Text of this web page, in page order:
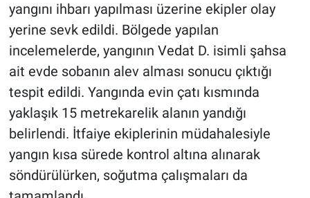
yangını ihbarı yapılması üzerine ekipler olay
yerine sevk edildi. Bölgede yapılan
incelemelerde, yangının Vedat D. isimli şahsa
ait evde sobanın alev alması sonucu çıktığı
tespit edildi. Yangında evin çatı kısmında
yaklaşık 15 metrekarelik alanın yandığı
belirlendi. İtfaiye ekiplerinin müdahalesiyle
yangın kısa sürede kontrol altına alınarak
söndürülürken, soğutma çalışmaları da